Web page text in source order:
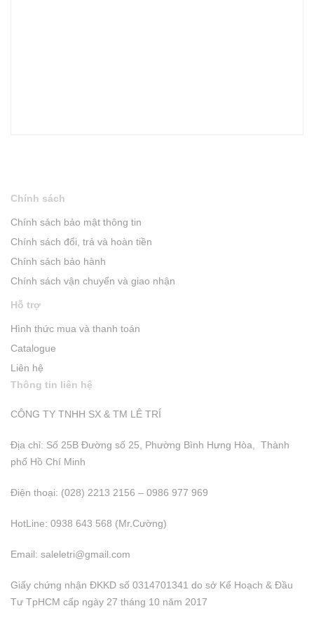
Chính sách
Chính sách bảo mật thông tin
Chính sách đổi, trả và hoàn tiền
Chính sách bảo hành
Chính sách vận chuyển và giao nhận
Hỗ trợ
Hình thức mua và thanh toán
Catalogue
Liên hệ
Thông tin liên hệ
CÔNG TY TNHH SX & TM LÊ TRÍ
Địa chỉ: Số 25B Đường số 25, Phường Bình Hưng Hòa, Thành
phố Hồ Chí Minh
Điện thoại: (028) 2213 2156 – 0986 977 969
HotLine: 0938 643 568 (Mr.Cường)
Email: saleletri@gmail.com
Giấy chứng nhận ĐKKD số 0314701341 do sở Kể Hoạch & Đầu
Tư TpHCM cấp ngày 27 tháng 10 năm 2017